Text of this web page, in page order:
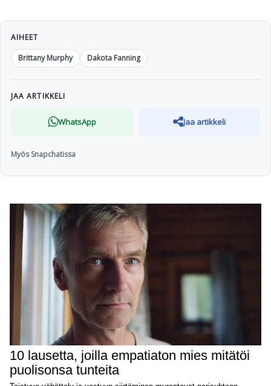
AIHEET
Brittany Murphy
Dakota Fanning
JAA ARTIKKELI
WhatsApp Jaa artikkeli
Myös Snapchatissa